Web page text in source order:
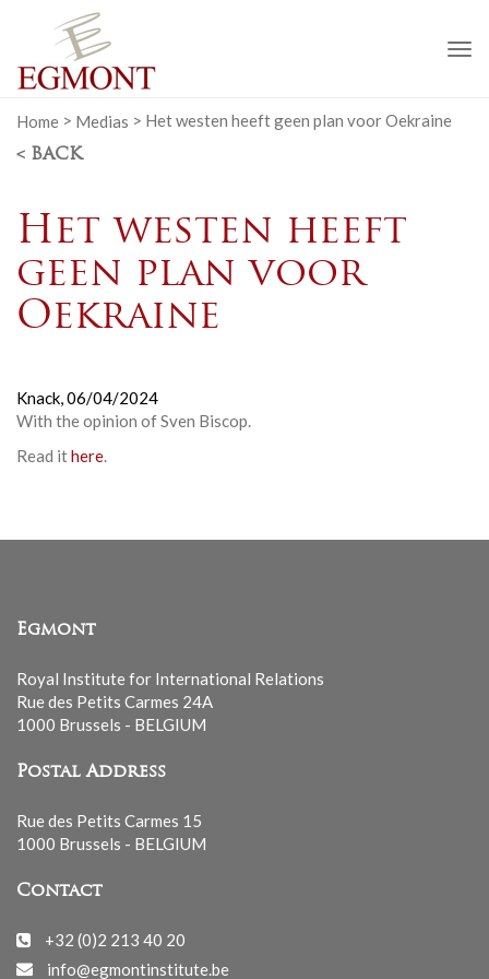
Home > Medias > Het westen heeft geen plan voor Oekraine
< BACK
Het westen heeft
geen plan voor
Oekraine
Knack,06/04/2024
With the opinion ofSven Biscop.
Read ithere.
Egmont
Royal Institute for International Relations
Rue des Petits Carmes 24A
1000 Brussels - BELGIUM
Postal Address
Rue des Petits Carmes 15
1000 Brussels - BELGIUM
Contact
+32 (0)2 213 40 20
info@egmontinstitute.be